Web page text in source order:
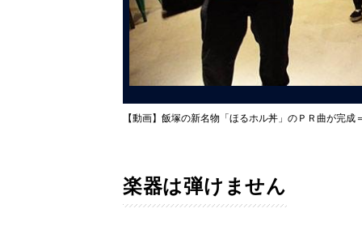
【動画】飯塚の新名物「ほるホル丼」のＰＲ曲が完成
楽器は弾けません